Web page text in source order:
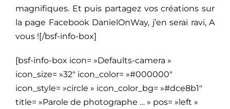
magnifiques. Et puis partagez vos créations sur
la page Facebook DanielOnWay, j’en serai ravi, A
vous ![/bsf-info-box]
[bsf-info-box icon= »Defaults-camera »
icon_size= »32″ icon_color= »#000000″
icon_style= »circle » icon_color_bg= »#dce8b1″
title= »Parole de photographe … » pos= »left »